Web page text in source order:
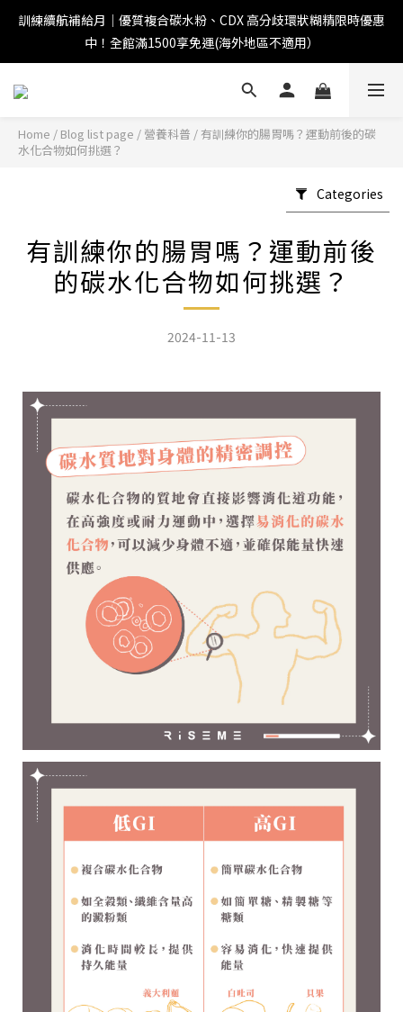
訓練續航補給月｜優質複合碳水粉、CDX 高分歧環狀糊精限時優惠
中！全館滿1500享免運(海外地區不適用）
Home / Blog list page / 營養科普 / 有訓練你的腸胃嗎？運動前後的碳
水化合物如何挑選？
Categories
有訓練你的腸胃嗎？運動前後
的碳水化合物如何挑選？
2024-11-13